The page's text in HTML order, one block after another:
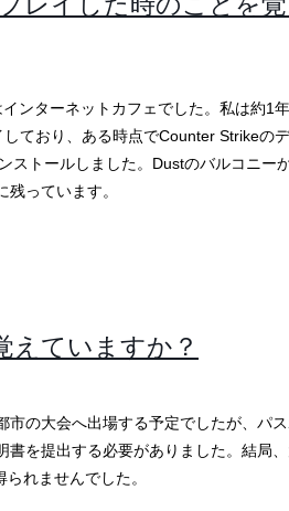
ンターネットカフェでした。私は約1年
ており、ある時点でCounter Strikeの
ストールしました。Dustのバルコニー
っています。
えていますか？
市の大会へ出場する予定でしたが、パ
を提出する必要がありました。結局
れませんでした。